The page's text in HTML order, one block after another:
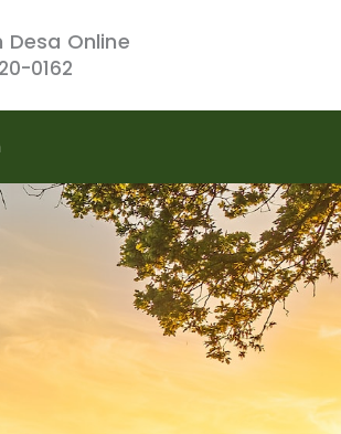
Desa Online
0162